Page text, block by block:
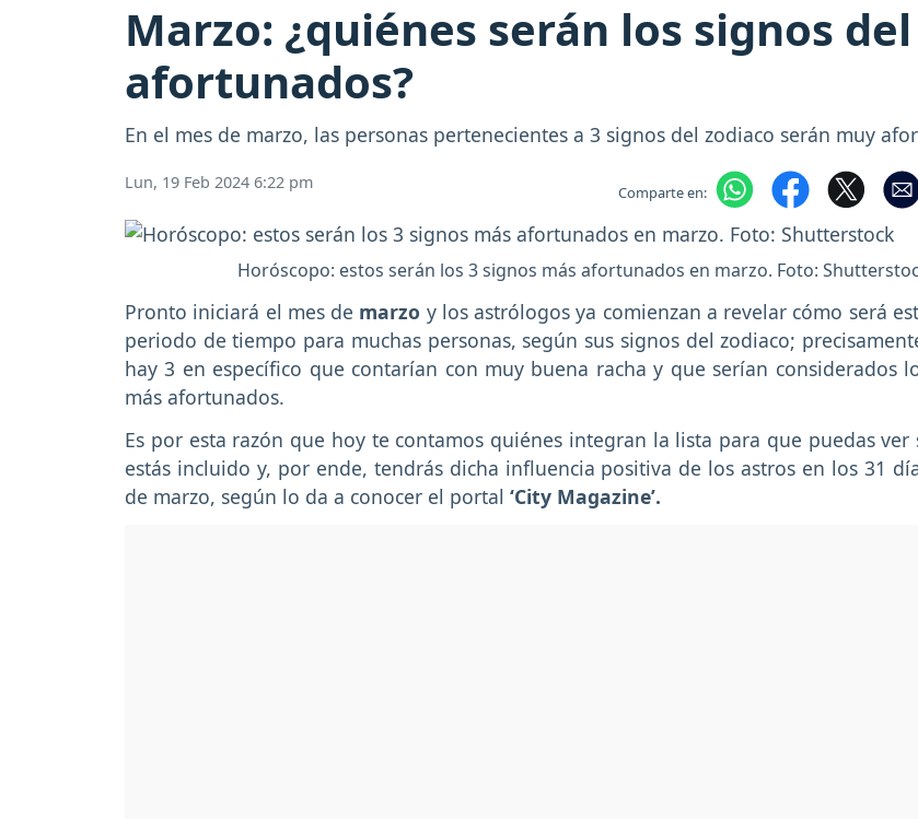
Marzo: ¿quiénes serán los signos
afortunados?
En el mes de marzo, las personas pertenecientes a 3 signos del zodiaco serán muy
Lun, 19 Feb 2024 6:22 pm Comparte en:
Horóscopo: estos serán los 3 signos más afortunados en marzo. Foto:
Pronto iniciará el mes de marzo y los astrólogos ya comienzan a revelar cómo será
periodo de tiempo para muchas personas, según sus signos del zodiaco;
hay 3 en específico que contarían con muy buena racha y que serían considerados
más afortunados.
Es por esta razón que hoy te contamos quiénes integran la lista para que puedas ver
estás incluido y, por ende, tendrás dicha influencia positiva de los astros en los 31
de marzo, según lo da a conocer el portal ‘City Magazine’.